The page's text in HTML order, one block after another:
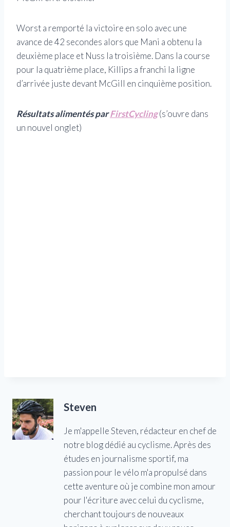
Worst a remporté la victoire en solo avec une
avance de 42 secondes alors que Mani a obtenu la
deuxième place et Nuss la troisième. Dans la course
pour la quatrième place, Killips a franchi la ligne
d’arrivée juste devant McGill en cinquième position.
Résultats alimentés parFirstCycling(s’ouvre dans
un nouvel onglet)
Steven
Je m'appelle Steven, rédacteur en chef de
notre blog dédié au cyclisme. Après des
études en journalisme sportif, ma
passion pour le vélo m'a propulsé dans
cette aventure où je combine mon amour
pour l'écriture avec celui du cyclisme,
cherchant toujours de nouveaux